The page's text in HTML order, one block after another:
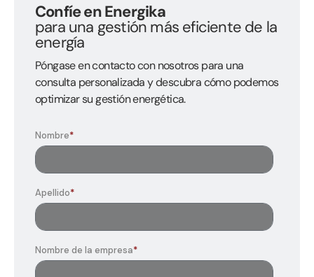
Confíe en Energika
para una gestión más eficiente de la
energía
Póngase en contacto con nosotros para una
consulta personalizada y descubra cómo podemos
optimizar su gestión energética.